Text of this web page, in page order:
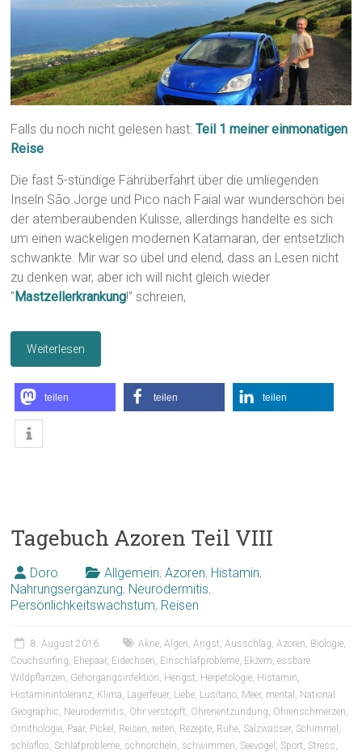
Falls du noch nicht gelesen hast: Teil 1 meiner einmonatigen
Reise
Die fast 5-stündige Fährüberfahrt über die umliegenden
Inseln São Jorge und Pico nach Faial war wunderschön bei
der atemberaubenden Kulisse, allerdings handelte es sich
um einen wackeligen modernen Katamaran, der entsetzlich
schwankte. Mir war so übel und elend, dass an Lesen nicht
zu denken war, aber ich will nicht gleich wieder
“Mastzellerkrankung!” schreien,
Weiterlesen
teilen teilen teilen
Tagebuch Azoren Teil VIII
Doro Allgemein,Azoren, Histamin,
Nahrungsergänzung, Neurodermitis,
Persönlichkeitswachstum, Reisen
8. August 2016 Akne,Algen,Angst,Ausschlag,Azoren, Biologie,
Couchsurfing, Ehepaar, Eidechsen, Einschlafprobleme, Ekzem,essbare
Wildpflanzen, Gehörgangsinfektion, Hengst, Herpetologie, Histamin,
Histaminintoleranz, Klima, Lagerfeuer, Liebe, Lusitano, Meer, mental , National
Geographic, Neurodermitis, Ohr verstopft, Ohrenentzündung, Ohrenschmerzen,
Ornithologie, Paar, Pickel , Reisen, reiten, Rezepte, Ruhe, Salzwasser, Schimmel ,
schlaflos, Schlafprobleme, schnorcheln, schwimmen, Seevögel , Sport, Stress,